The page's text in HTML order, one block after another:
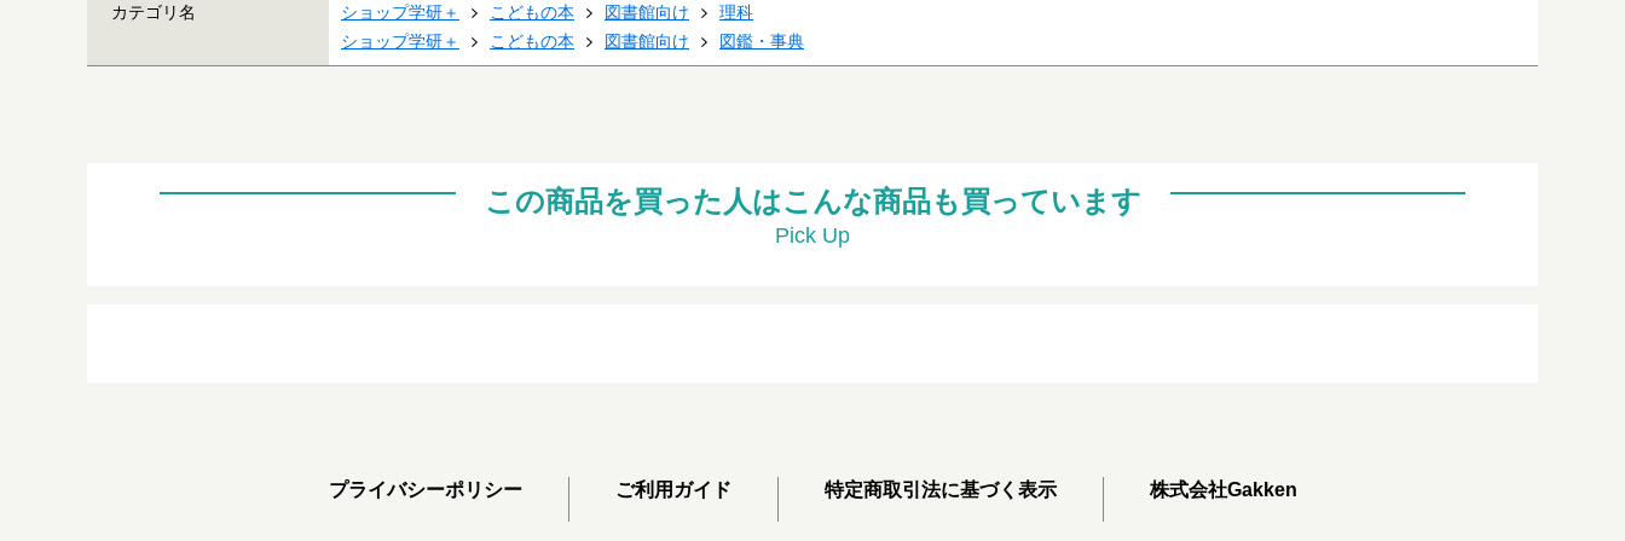
カテゴリ名 ショップ学研＋ こどもの本 図書館向け
理科
ショップ学研＋
こどもの本 図書館向け 図鑑・事典
この商品を買った人はこんな商品も買っています
Pick Up
プライバシーポリシー ご利用ガイド 特定商取引法に基づく表示 株式会社Gakken